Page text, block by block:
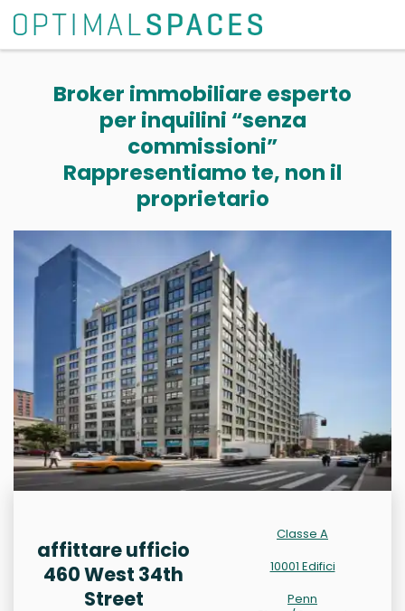
Broker immobiliare esperto
per inquilini “senza
commissioni”
Rappresentiamo te, non il
proprietario
affittare ufficio
460 West 34th
Street
Classe A
10001 Edifici
Penn